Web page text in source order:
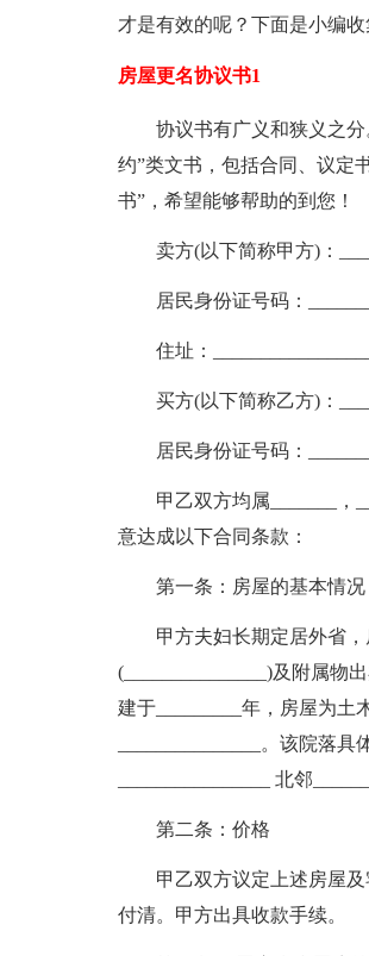
才是有效的呢？下面是小编
房屋更名协议书1
协议书有广义和狭义之
约”类文书，包括合同、议定
书”，希望能够帮助的到您！
卖方(以下简称甲方)：
居民身份证号码：
住址：
买方(以下简称乙方)：
居民身份证号码：
甲乙双方均属_______，
意达成以下合同条款：
第一条：房屋的基本情况
甲方夫妇长期定居外省
(_______________)及附属
建于_________年，房屋为
_______________。该院落
________________ 北邻
第二条：价格
甲乙双方议定上述房屋
付清。甲方出具收款手续。